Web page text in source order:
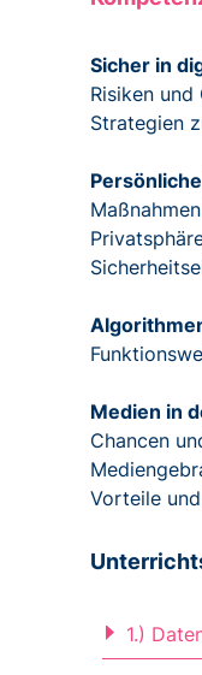
Sicher in
Risiken
Strategien
Medien in
Chancen
Vorteile
1.)